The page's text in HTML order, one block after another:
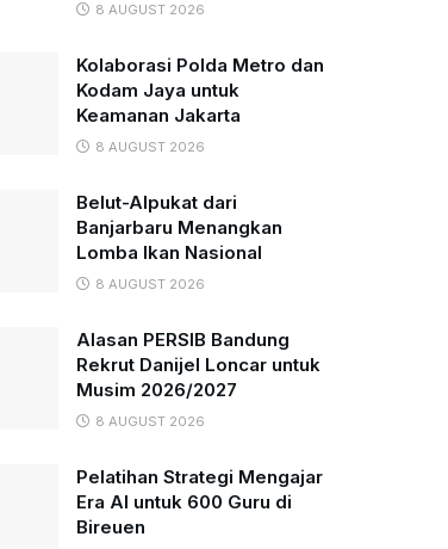
8 AUGUST 2026
Kolaborasi Polda Metro dan
Kodam Jaya untuk
Keamanan Jakarta
8 AUGUST 2026
Belut-Alpukat dari
Banjarbaru Menangkan
Lomba Ikan Nasional
8 AUGUST 2026
Alasan PERSIB Bandung
Rekrut Danijel Loncar untuk
Musim 2026/2027
8 AUGUST 2026
Pelatihan Strategi Mengajar
Era AI untuk 600 Guru di
Bireuen